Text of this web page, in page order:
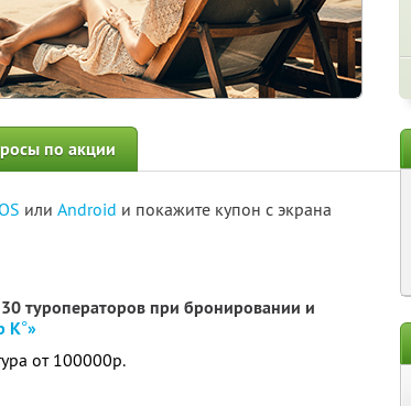
по акции
или Android и покажите купон с экрана
туроператоров при бронировании и
К°»
от 100000р.